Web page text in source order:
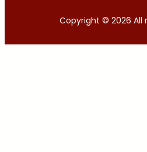
Copyright © 2026 All